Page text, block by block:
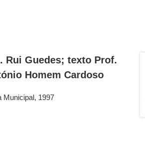
Rui Guedes; texto Prof.
Homem Cardoso
Municipal, 1997